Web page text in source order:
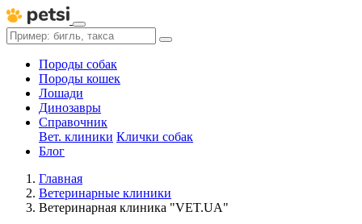
Породы собак
Породы кошек
Лошади
Динозавры
Справочник
Вет. клиники Клички собак
Блог
Главная
Ветеринарные клиники
Ветеринарная клиника "VET.UA"